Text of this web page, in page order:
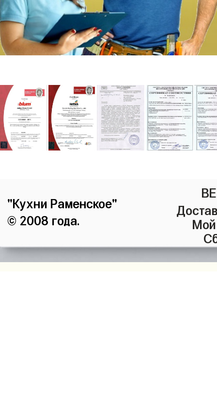
"Кухни Раменское"
© 2008 года.